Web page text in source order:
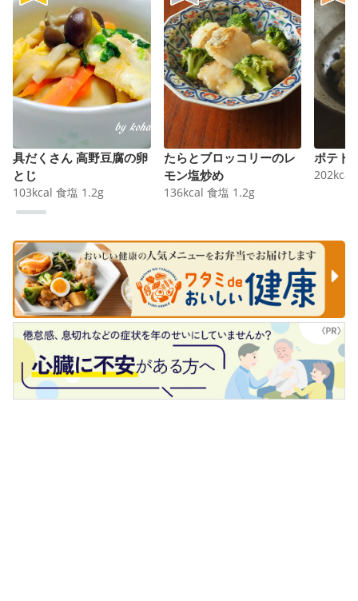
具だくさん 高野豆腐の卵
とじ
103kcal 食塩 1.2g
たらとブロッコリーのレ
モン塩炒め
136kcal 食塩 1.2g
ポテト
202kcal